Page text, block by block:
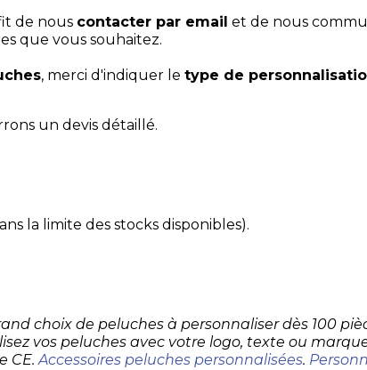
de nous contacter par email et de nous
que vous souhaitez.
, merci d'indiquer le type de
un devis détaillé.
la limite des stocks disponibles).
choix de peluches à personnaliser dès 100
vos peluches avec votre logo, texte ou
CE.Accessoires peluches personnalisées.